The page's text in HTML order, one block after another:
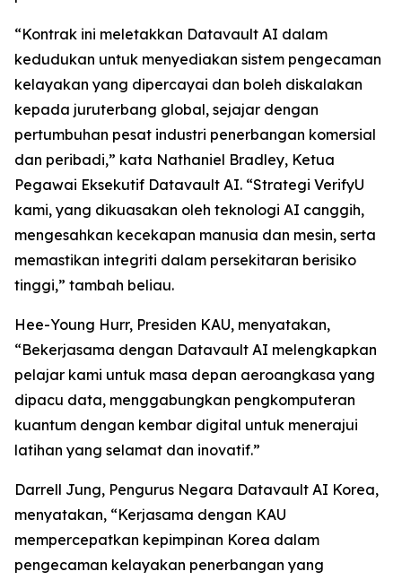
“Kontrak ini meletakkan Datavault AI dalam
kedudukan untuk menyediakan sistem pengecaman
kelayakan yang dipercayai dan boleh diskalakan
kepada juruterbang global, sejajar dengan
pertumbuhan pesat industri penerbangan komersial
dan peribadi,” kata Nathaniel Bradley, Ketua
Pegawai Eksekutif Datavault AI. “Strategi VerifyU
kami, yang dikuasakan oleh teknologi AI canggih,
mengesahkan kecekapan manusia dan mesin, serta
memastikan integriti dalam persekitaran berisiko
tinggi,” tambah beliau.
Hee-Young Hurr, Presiden KAU, menyatakan,
“Bekerjasama dengan Datavault AI melengkapkan
pelajar kami untuk masa depan aeroangkasa yang
dipacu data, menggabungkan pengkomputeran
kuantum dengan kembar digital untuk menerajui
latihan yang selamat dan inovatif.”
Darrell Jung, Pengurus Negara Datavault AI Korea,
menyatakan, “Kerjasama dengan KAU
mempercepatkan kepimpinan Korea dalam
pengecaman kelayakan penerbangan yang